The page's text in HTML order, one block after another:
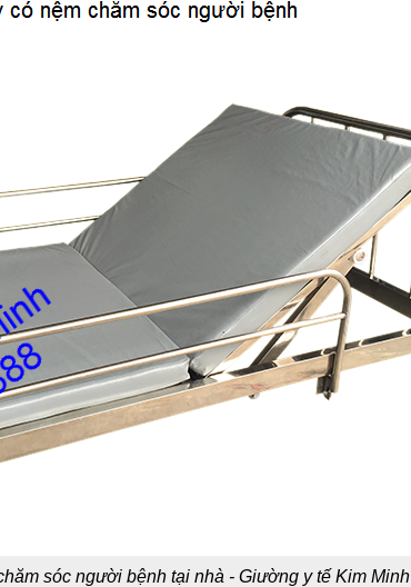
sóc người bệnh tại nhà - Giường y tế Kim Minh